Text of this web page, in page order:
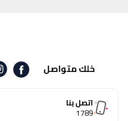
خلك متواصل
اتصل بنا
1789